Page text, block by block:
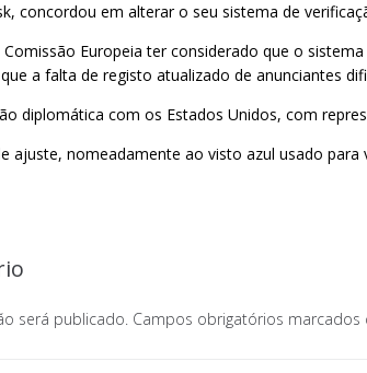
concordou em alterar o seu sistema de
Europeia ter considerado que o
a falta de registo atualizado de anunciantes
diplomática com os Estados Unidos, com
ajuste, nomeadamente ao visto azul usado
será publicado. Campos obrigatórios marcados